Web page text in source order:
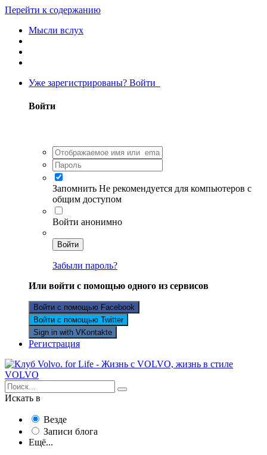
Перейти к содержанию
Мысли вслух
Уже зарегистрированы? Войти
Войти
Запомнить Не рекомендуется для компьютеров с
общим доступом
Войти анонимно
Войти
Забыли пароль?
Или войти с помощью одного из сервисов
Войти с помощью Facebook
Войти с помощью Twitter
Sign in with VKontakte
Регистрация
Искать в
Везде
Записи блога
Ещё...